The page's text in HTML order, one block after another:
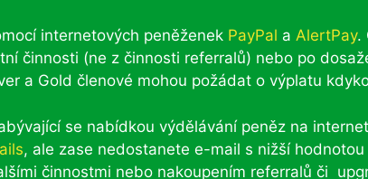
internetových peněženek PayPal a AlertPay.
činnosti (ne z činnosti referralů) nebo po
a Gold členové mohou požádat o výplatu
se nabídkou výdělávání peněz na
, ale zase nedostanete e-mail s nižší
činnostmi nebo nakoupením referralů či